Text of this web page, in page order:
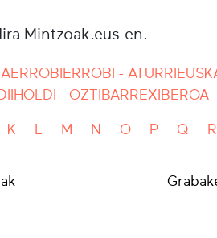
Mintzoak.eus-en.
ERROBI ERROBI - ATURRI
IHOLDI - OZTIBARREXIBEROA
K L M N O P Q R